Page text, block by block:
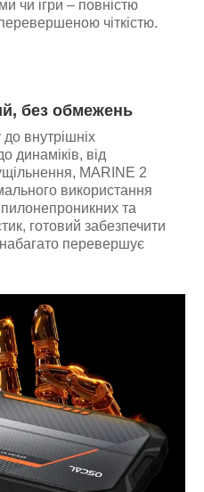
чи ігри – повністю
чіткістю.
без обмежень
внутрішніх
динаміків, від
MARINE 2
використання
та
готовий забезпечити
набагато перевершує